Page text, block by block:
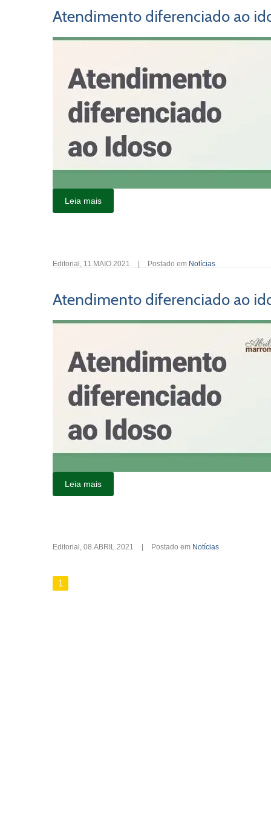
Atendimento diferenciado ao
Leia mais
Editorial , 11.MAIO.2021 Postado em Notícias
Atendimento diferenciado ao
Leia mais
Editorial , 08.ABRIL.2021 Postado em Notícias
1